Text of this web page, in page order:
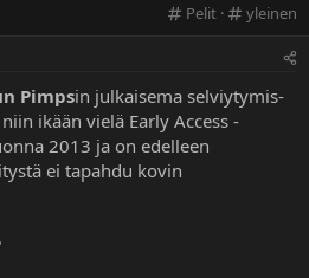
C
g
o
r
Pelit
C
g
yleinen
Pimpsin julkaisema selviytymis-
ikään vielä Early Access -
2013 ja on edelleen
ei tapahdu kovin